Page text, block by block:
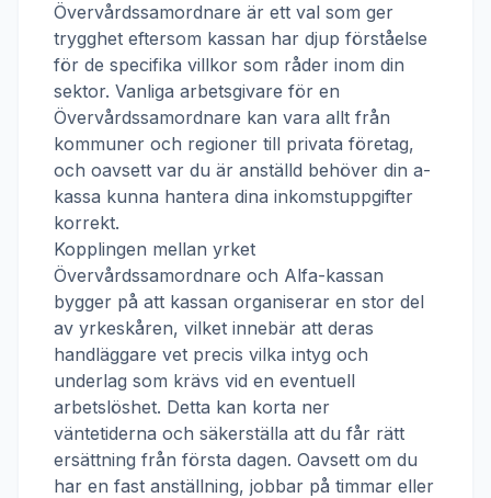
Övervårdssamordnare är ett val som ger
trygghet eftersom kassan har djup förståelse
för de specifika villkor som råder inom din
sektor. Vanliga arbetsgivare för en
Övervårdssamordnare kan vara allt från
kommuner och regioner till privata företag,
och oavsett var du är anställd behöver din a-
kassa kunna hantera dina inkomstuppgifter
korrekt.
Kopplingen mellan yrket
Övervårdssamordnare och Alfa-kassan
bygger på att kassan organiserar en stor del
av yrkeskåren, vilket innebär att deras
handläggare vet precis vilka intyg och
underlag som krävs vid en eventuell
arbetslöshet. Detta kan korta ner
väntetiderna och säkerställa att du får rätt
ersättning från första dagen. Oavsett om du
har en fast anställning, jobbar på timmar eller